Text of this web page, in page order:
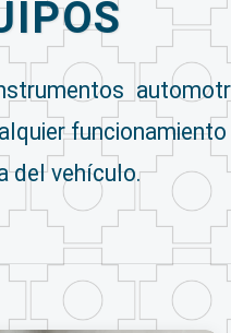
del vehículo.